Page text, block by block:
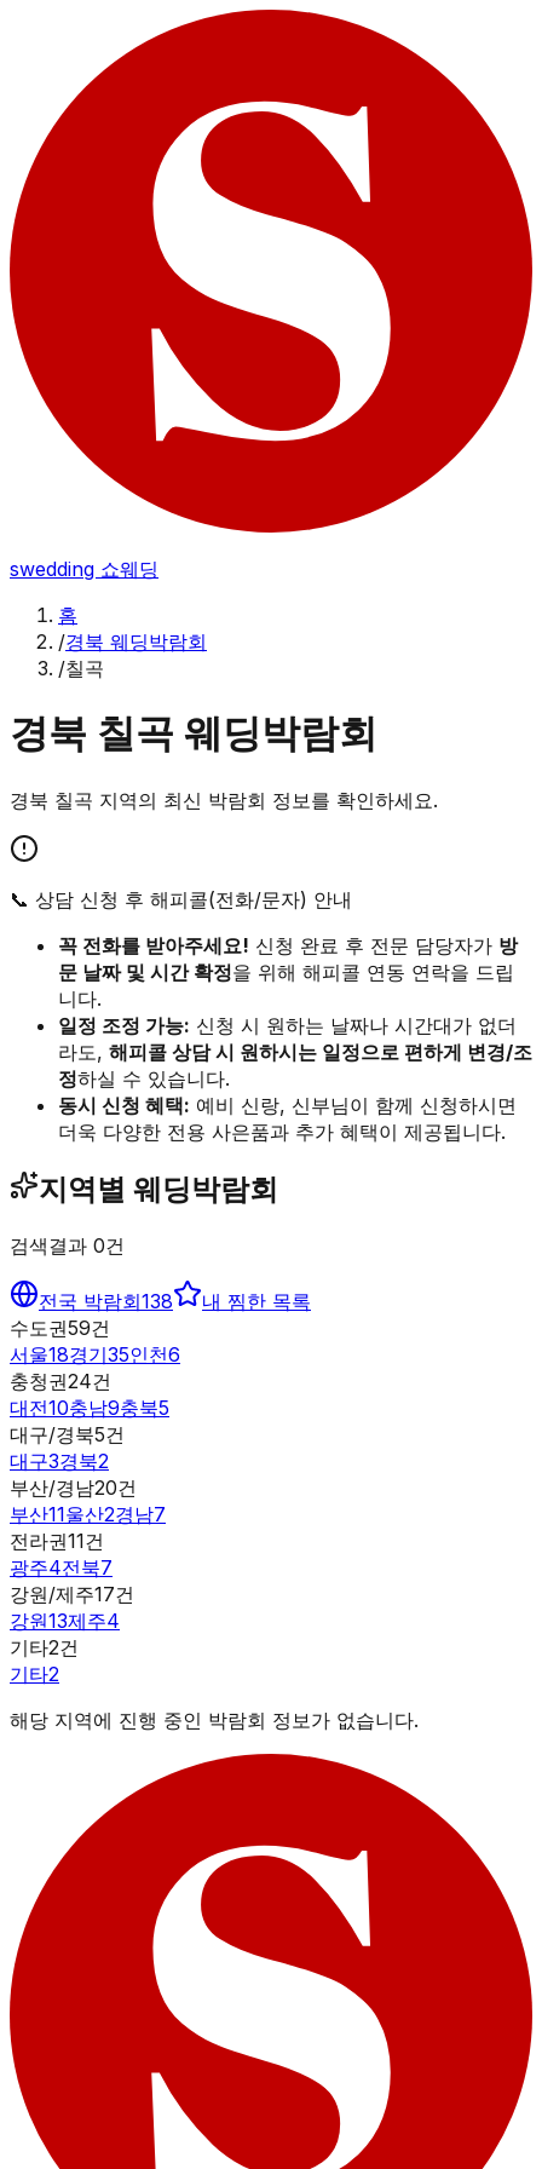
swedding 쇼웨딩
홈
/경북 웨딩박람회
/칠곡
경북 칠곡 웨딩박람회
경북 칠곡 지역의 최신 박람회 정보를 확인하세요.
📞 상담 신청 후 해피콜(전화/문자) 안내
꼭 전화를 받아주세요! 신청 완료 후 전문 담당자가 방
문 날짜 및 시간 확정을 위해 해피콜 연동 연락을 드립
니다.
일정 조정 가능: 신청 시 원하는 날짜나 시간대가 없더
라도, 해피콜 상담 시 원하시는 일정으로 편하게 변경/조
정하실 수 있습니다.
동시 신청 혜택: 예비 신랑, 신부님이 함께 신청하시면
더욱 다양한 전용 사은품과 추가 혜택이 제공됩니다.
지역별 웨딩박람회
검색결과 0건
전국 박람회138
내 찜한 목록
수도권59건
서울18경기35인천6
충청권24건
대전10충남9충북5
대구/경북5건
대구3경북2
부산/경남20건
부산11울산2경남7
전라권11건
광주4전북7
강원/제주17건
강원13제주4
기타2건
기타2
해당 지역에 진행 중인 박람회 정보가 없습니다.